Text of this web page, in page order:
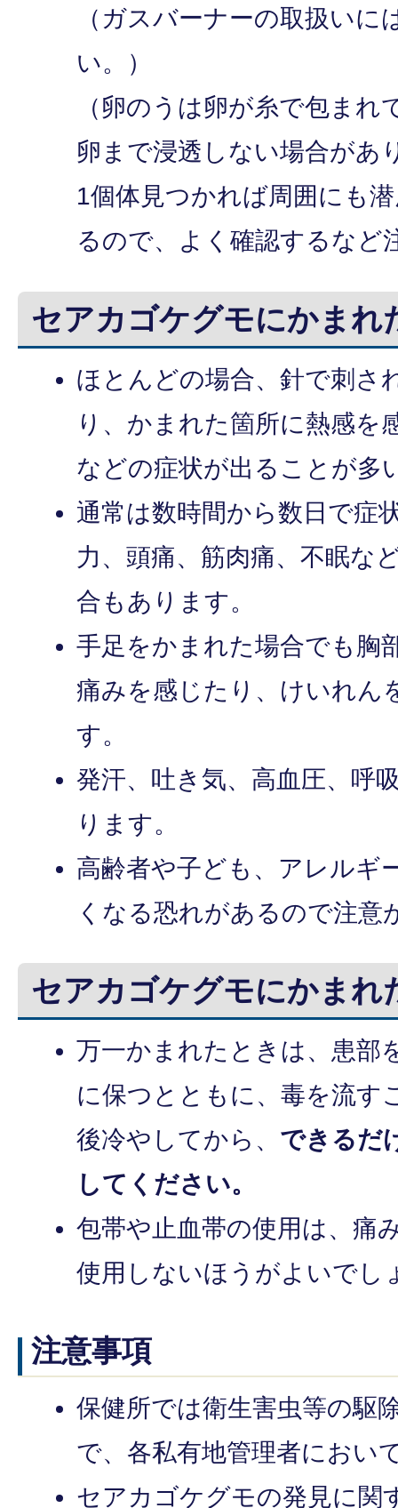
（ガスバーナーの取扱い
い。）
（卵のうは卵が糸で包ま
卵まで浸透しない場合があ
1個体見つかれば周囲にも
るので、よく確認するなど
セアカゴケグモにかまれ
ほとんどの場合、針で刺さ
り、かまれた箇所に熱感を
などの症状が出ることが多
通常は数時間から数日で症
力、頭痛、筋肉痛、不眠な
合もあります。
手足をかまれた場合でも胸
痛みを感じたり、けいれん
す。
発汗、吐き気、高血圧、呼
ります。
高齢者や子ども、アレルギ
くなる恐れがあるので注意
セアカゴケグモにかまれ
万一かまれたときは、患部
に保つとともに、毒を流す
後冷やしてから、 できるだ
してください。
包帯や止血帯の使用は、痛
使用しないほうがよいでし
注意事項
保健所では衛生害虫等の駆
で、各私有地管理者におい
セアカゴケグモの発見に関